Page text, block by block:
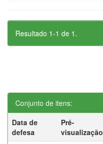
Resultado 1-1 de 1.
Conjunto de itens:
Data de
defesa
Pré-
visualização